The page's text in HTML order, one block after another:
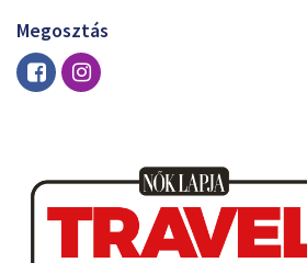
Megosztás